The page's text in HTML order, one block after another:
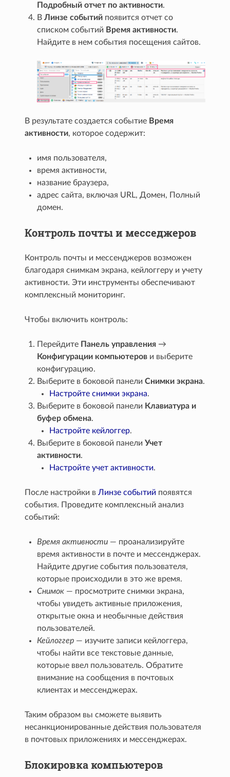
Подробный отчет по активности.
ВЛинзе событий появится отчет со
списком событий Время активности.
Найдите в нем события посещения сайтов.
В результате создается событие Время
активности, которое содержит:
имя пользователя,
время активности,
название браузера,
адрес сайта, включая URL, Домен, Полный
домен.
Контроль почты и месседжеров
Контроль почты и мессенджеров возможен
благодаря снимкам экрана, кейлоггеру и учету
активности. Эти инструменты обеспечивают
комплексный мониторинг.
Чтобы включить контроль:
Перейдите Панель управления →
Конфигурации компьютеров и выберите
конфигурацию.
Выберите в боковой панелиСнимки экрана.
Настройте снимки экрана.
Выберите в боковой панели Клавиатура и
буфер обмена.
Настройте кейлоггер.
Выберите в боковой панелиУчет
активности.
Настройте учет активности.
После настройки вЛинзе событий появятся
события. Проведите комплексный анализ
событий:
Время активности — проанализируйте
время активности в почте и мессенджерах.
Найдите другие события пользователя,
которые происходили в это же время.
Снимок — просмотрите снимки экрана,
чтобы увидеть активные приложения,
открытые окна и необычные действия
пользователей.
Кейлоггер — изучите записи кейлоггера,
чтобы найти все текстовые данные,
которые ввел пользователь. Обратите
внимание на сообщения в почтовых
клиентах и мессенджерах.
Таким образом вы сможете выявить
несанкционированные действия пользователя
в почтовых приложениях и мессенджерах.
Блокировка компьютеров